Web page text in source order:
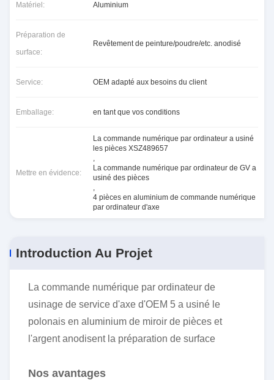
Matériel: Aluminium
Préparation de
surface:
Revêtement de peinture/poudre/etc. anodisé
Service: OEM adapté aux besoins du client
Emballage: en tant que vos conditions
Mettre en évidence:
La commande numérique par ordinateur a usiné
les pièces XSZ489657
,
La commande numérique par ordinateur de GV a
usiné des pièces
,
4 pièces en aluminium de commande numérique
par ordinateur d'axe
Introduction Au Projet
La commande numérique par ordinateur de
usinage de service d'axe d'OEM 5 a usiné le
polonais en aluminium de miroir de pièces et
l'argent anodisent la préparation de surface
Nos avantages